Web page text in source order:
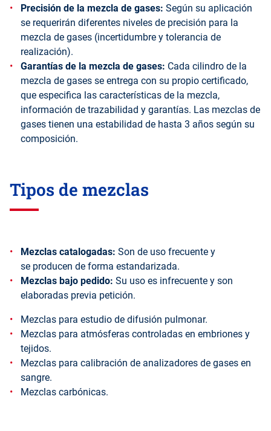
Precisión de la mezcla de gases: Según su aplicación
se requerirán diferentes niveles de precisión para la
mezcla de gases (incertidumbre y tolerancia de
realización).
Garantías de la mezcla de gases: Cada cilindro de la
mezcla de gases se entrega con su propio certificado,
que especifica las características de la mezcla,
información de trazabilidad y garantías. Las mezclas de
gases tienen una estabilidad de hasta 3 años según su
composición.
Tipos de mezclas
Mezclas catalogadas: Son de uso frecuente y
se producen de forma estandarizada.
Mezclas bajo pedido: Su uso es infrecuente y son
elaboradas previa petición.
Mezclas para estudio de difusión pulmonar.
Mezclas para atmósferas controladas en embriones y
tejidos.
Mezclas para calibración de analizadores de gases en
sangre.
Mezclas carbónicas.